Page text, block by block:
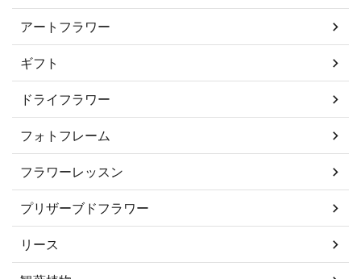
アートフラワー
ギフト
ドライフラワー
フォトフレーム
フラワーレッスン
プリザーブドフラワー
リース